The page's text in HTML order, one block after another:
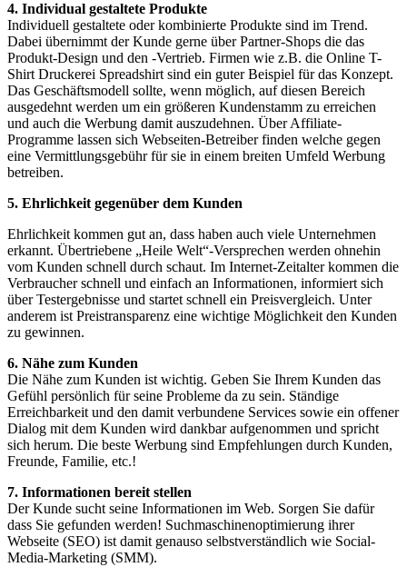
4. Individual gestaltete Produkte
Individuell gestaltete oder kombinierte Produkte sind im Trend.
Dabei übernimmt der Kunde gerne über Partner-Shops die das
Produkt-Design und den -Vertrieb. Firmen wie z.B. die Online T-
Shirt Druckerei Spreadshirt sind ein guter Beispiel für das Konzept.
Das Geschäftsmodell sollte, wenn möglich, auf diesen Bereich
ausgedehnt werden um ein größeren Kundenstamm zu erreichen
und auch die Werbung damit auszudehnen. Über Affiliate-
Programme lassen sich Webseiten-Betreiber finden welche gegen
eine Vermittlungsgebühr für sie in einem breiten Umfeld Werbung
betreiben.
5. Ehrlichkeit gegenüber dem Kunden
Ehrlichkeit kommen gut an, dass haben auch viele Unternehmen
erkannt. Übertriebene „Heile Welt“-Versprechen werden ohnehin
vom Kunden schnell durch schaut. Im Internet-Zeitalter kommen die
Verbraucher schnell und einfach an Informationen, informiert sich
über Testergebnisse und startet schnell ein Preisvergleich. Unter
anderem ist Preistransparenz eine wichtige Möglichkeit den Kunden
zu gewinnen.
6. Nähe zum Kunden
Die Nähe zum Kunden ist wichtig. Geben Sie Ihrem Kunden das
Gefühl persönlich für seine Probleme da zu sein. Ständige
Erreichbarkeit und den damit verbundene Services sowie ein offener
Dialog mit dem Kunden wird dankbar aufgenommen und spricht
sich herum. Die beste Werbung sind Empfehlungen durch Kunden,
Freunde, Familie, etc.!
7. Informationen bereit stellen
Der Kunde sucht seine Informationen im Web. Sorgen Sie dafür
dass Sie gefunden werden! Suchmaschinenoptimierung ihrer
Webseite (SEO) ist damit genauso selbstverständlich wie Social-
Media-Marketing (SMM).